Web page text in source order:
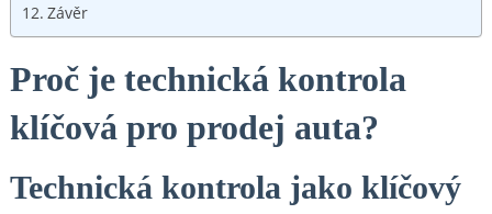
Závěr
Proč je technická kontrola
klíčová pro prodej auta?
Technická kontrola jako klíčový